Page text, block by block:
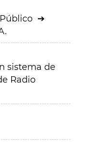
sistema de
Radio